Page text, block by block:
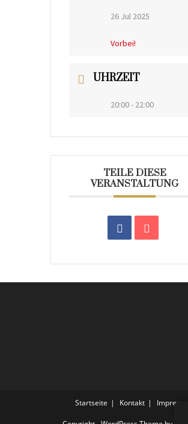
26 Jul 2025
Vorbei!
UHRZEIT
20:00 - 22:00
TEILE DIESE
VERANSTALTUNG
Startseite Kontakt